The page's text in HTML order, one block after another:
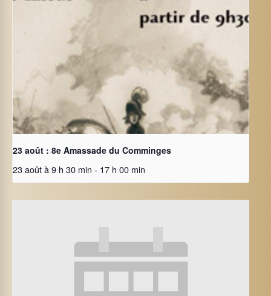
23 août : 8e Amassade du Comminges
23 août à 9 h 30 min - 17 h 00 min